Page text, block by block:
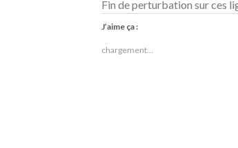
Fin de perturbation sur ces
J’aime ça :
chargement…